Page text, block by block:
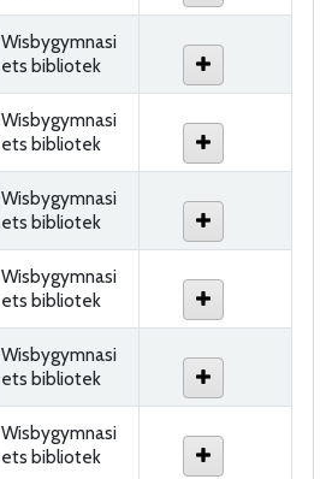
Wisbygymnasi
ets bibliotek
Wisbygymnasi
ets bibliotek
Wisbygymnasi
ets bibliotek
Wisbygymnasi
ets bibliotek
Wisbygymnasi
ets bibliotek
Wisbygymnasi
ets bibliotek